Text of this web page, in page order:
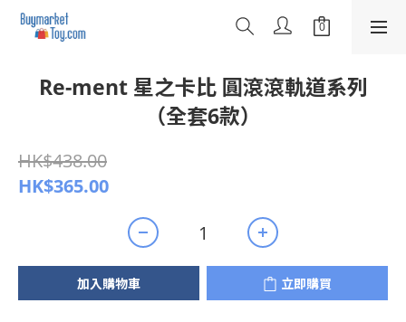
Re-ment 星之卡比 圓滾滾軌道系列
（全套6款）
HK$438.00
HK$365.00
加入購物車 立即購買